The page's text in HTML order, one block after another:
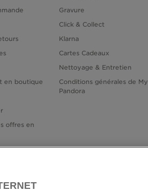
en boutique
offres en
Gravure
Click & Collect
Klarna
Cartes Cadeaux
Nettoyage & Entretien
Conditions générales de My
Pandora